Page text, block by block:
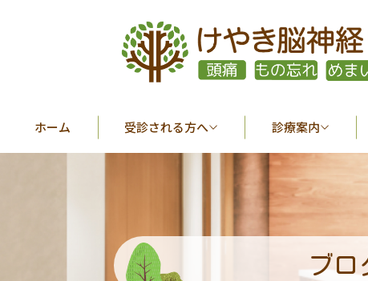
ホーム 受診される方へ 診療案内
ブロ